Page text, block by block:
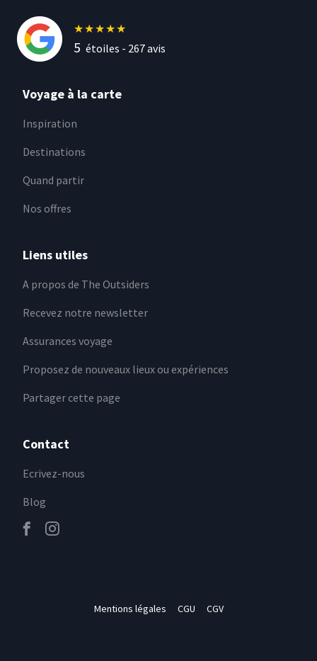
★★★★★
5 étoiles - 267avis
Voyage à la carte
Inspiration
Destinations
Quand partir
Nos offres
Liens utiles
A propos de The Outsiders
Recevez notre newsletter
Assurances voyage
Proposez de nouveaux lieux ou expériences
Partager cette page
Contact
Ecrivez-nous
Blog
Mentions légales CGU CGV